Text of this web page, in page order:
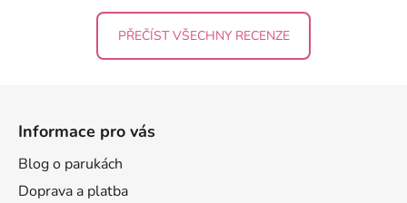
PŘEČÍST VŠECHNY RECENZE
Informace pro vás
Blog o parukách
Doprava a platba